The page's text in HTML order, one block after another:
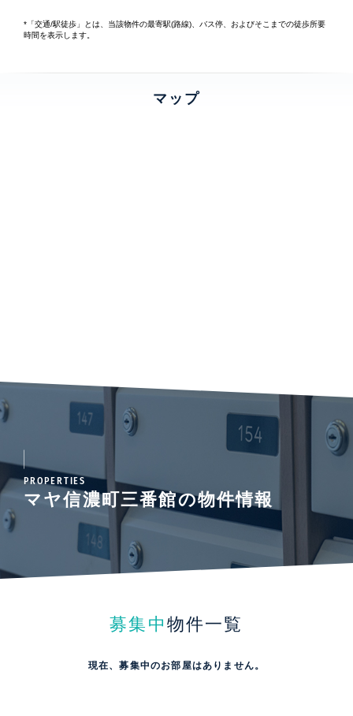
*「交通/駅徒歩」とは、当該物件の最寄駅(路線)、バス停、およびそこまでの徒歩所要
時間を表示します。
マップ
PROPERTIES
マヤ信濃町三番館の物件情報
募集中 物件一覧
現在、募集中のお部屋はありません。